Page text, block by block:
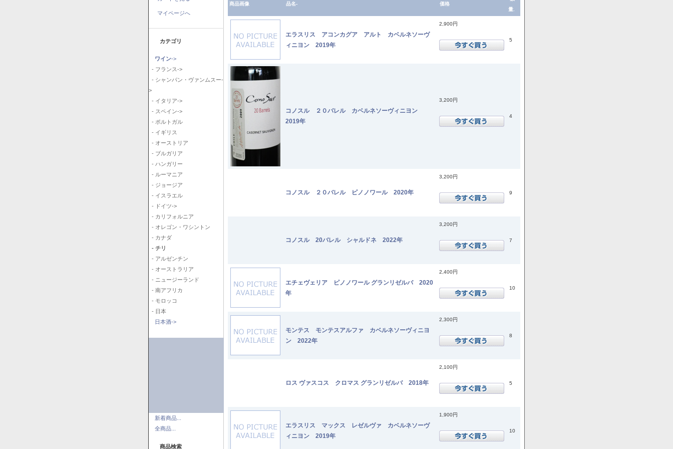
マイページへ
カテゴリ
ワイン->
- フランス->
- シャンパン・ヴァンムスー-
>
- イタリア->
- スペイン->
- ポルトガル
- イギリス
- オーストリア
- ブルガリア
- ハンガリー
- ルーマニア
- ジョージア
- イスラエル
- ドイツ->
- カリフォルニア
- オレゴン・ワシントン
- カナダ
- チリ
- アルゼンチン
- オーストラリア
- ニュージーランド
- 南アフリカ
- モロッコ
- 日本
日本酒->
新着商品...
全商品...
商品検索
商品画像 品名- 価格
量.
エラスリス アコンカグア アルト カベルネソーヴ
ィニヨン 2019年
2,900円
5
コノスル ２０バレル カベルネソーヴィニヨン
2019年
3,200円
4
コノスル ２０バレル ピノノワール 2020年
3,200円
9
コノスル 20バレル シャルドネ 2022年
3,200円
7
エチェヴェリア ピノノワール グランリゼルバ 2020
年
2,400円
10
モンテス モンテスアルファ カベルネソーヴィニヨ
ン 2022年
2,300円
8
ロス ヴァスコス クロマス グランリゼルバ 2018年
2,100円
5
エラスリス マックス レゼルヴァ カベルネソーヴ
ィニヨン 2019年
1,900円
10